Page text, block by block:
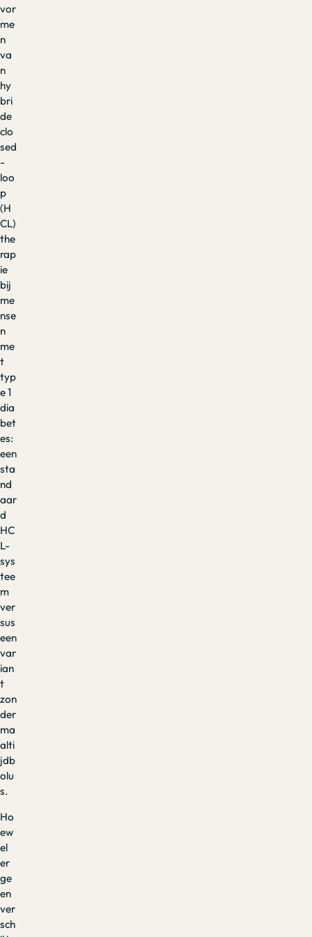
vor
me
n
va
n
hy
bri
de
clo
sed
-
loo
p
(H
CL)
the
rap
ie
bij
me
nse
n
me
t
typ
e 1
dia
bet
es:
een
sta
nd
aar
d
HC
L-
sys
tee
m
ver
sus
een
var
ian
t
zon
der
ma
alti
jdb
olu
s.
Ho
ew
el
er
ge
en
ver
sch